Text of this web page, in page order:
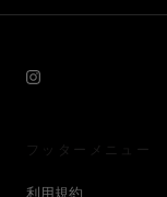
フッターメニュー
利用規約